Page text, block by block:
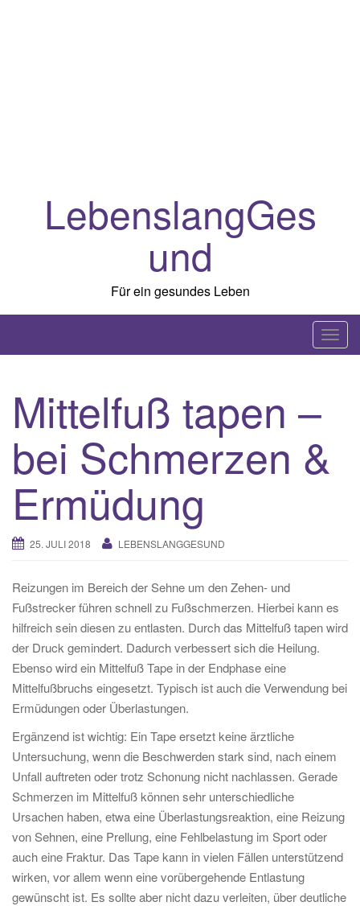
LebenslangGes
und
Für ein gesundes Leben
T
o
Mittelfuß tapen –
bei Schmerzen &
Ermüdung
25. JULI 2018 LEBENSLANGGESUND
Reizungen im Bereich der Sehne um den Zehen- und
Fußstrecker führen schnell zu Fußschmerzen. Hierbei kann es
hilfreich sein diesen zu entlasten. Durch das Mittelfuß tapen wird
der Druck gemindert. Dadurch verbessert sich die Heilung.
Ebenso wird ein Mittelfuß Tape in der Endphase eine
Mittelfußbruchs eingesetzt. Typisch ist auch die Verwendung bei
Ermüdungen oder Überlastungen.
Ergänzend ist wichtig: Ein Tape ersetzt keine ärztliche
Untersuchung, wenn die Beschwerden stark sind, nach einem
Unfall auftreten oder trotz Schonung nicht nachlassen. Gerade
Schmerzen im Mittelfuß können sehr unterschiedliche
Ursachen haben, etwa eine Überlastungsreaktion, eine Reizung
von Sehnen, eine Prellung, eine Fehlbelastung im Sport oder
auch eine Fraktur. Das Tape kann in vielen Fällen unterstützend
wirken, vor allem wenn eine vorübergehende Entlastung
gewünscht ist. Es sollte aber nicht dazu verleiten, über deutliche